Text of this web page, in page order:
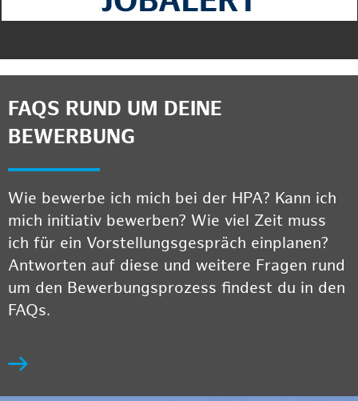
FAQS RUND UM DEINE
BEWERBUNG
Wie bewerbe ich mich bei der HPA? Kann ich
mich initiativ bewerben? Wie viel Zeit muss
ich für ein Vorstellungsgespräch einplanen?
Antworten auf diese und weitere Fragen rund
um den Bewerbungsprozess findest du in den
FAQs.